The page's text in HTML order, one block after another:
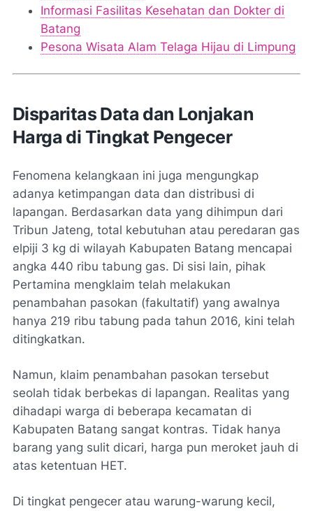
Informasi Fasilitas Kesehatan dan Dokter di
Batang
Pesona Wisata Alam Telaga Hijau di Limpung
Disparitas Data dan Lonjakan
Harga di Tingkat Pengecer
Fenomena kelangkaan ini juga mengungkap
adanya ketimpangan data dan distribusi di
lapangan. Berdasarkan data yang dihimpun dari
Tribun Jateng, total kebutuhan atau peredaran gas
elpiji 3 kg di wilayah Kabupaten Batang mencapai
angka 440 ribu tabung gas. Di sisi lain, pihak
Pertamina mengklaim telah melakukan
penambahan pasokan (fakultatif) yang awalnya
hanya 219 ribu tabung pada tahun 2016, kini telah
ditingkatkan.
Namun, klaim penambahan pasokan tersebut
seolah tidak berbekas di lapangan. Realitas yang
dihadapi warga di beberapa kecamatan di
Kabupaten Batang sangat kontras. Tidak hanya
barang yang sulit dicari, harga pun meroket jauh di
atas ketentuan HET.
Di tingkat pengecer atau warung-warung kecil,